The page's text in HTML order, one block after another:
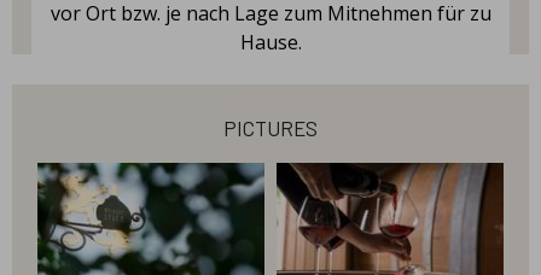
vor Ort bzw. je nach Lage zum Mitnehmen für zu
Hause.
pictures